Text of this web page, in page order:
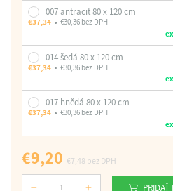
007 antracit 80 x 120 cm
€37,34
€30,36 bez DPH
014 šedá 80 x 120 cm
€37,34
€30,36 bez DPH
017 hnědá 80 x 120 cm
€37,34
€30,36 bez DPH
€9,20 €7,48 bez DPH